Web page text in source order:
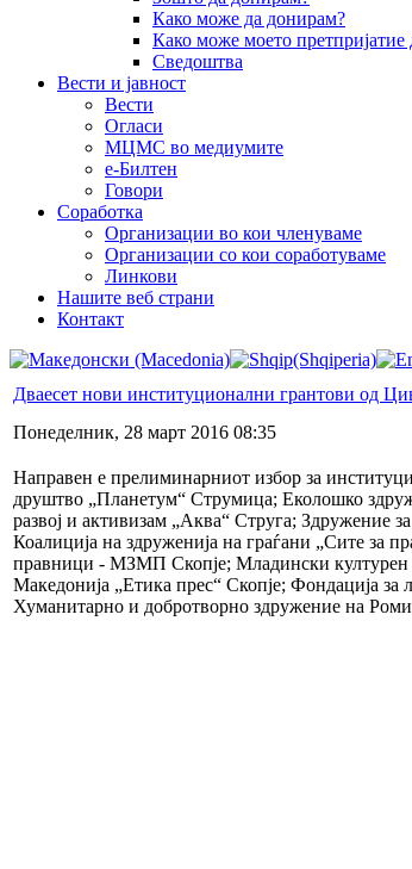
Како може да донирам?
Како може моето претпријатие
Сведоштва
Вести и јавност
Вести
Огласи
МЦМС во медиумите
е-Билтен
Говори
Соработка
Организации во кои членуваме
Организации со кои соработуваме
Линкови
Нашите веб страни
Контакт
Дваесет нови институционални грантови од
Понеделник, 28 март 2016 08:35
Направен е прелиминарниот избор за
друштво „Планетум“ Струмица; Еколошко
развој и активизам „Аква“ Струга; Здружение
Коалиција на здруженија на граѓани „Сите за
правници - МЗМП Скопје; Младински културен
Македонија „Етика прес“ Скопје; Фондација
Хуманитарно и добротворно здружение на